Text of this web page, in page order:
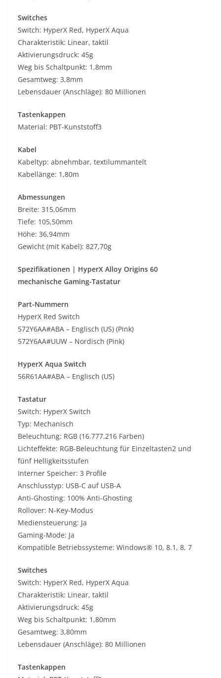
Switches
Switch: HyperX Red, HyperX Aqua
Charakteristik: Linear, taktil
Aktivierungsdruck: 45g
Weg bis Schaltpunkt: 1,8mm
Gesamtweg: 3,8mm
Lebensdauer (Anschläge): 80 Millionen
Tastenkappen
Material: PBT-Kunststoff3
Kabel
Kabeltyp: abnehmbar, textilummantelt
Kabellänge: 1,80m
Abmessungen
Breite: 315,06mm
Tiefe: 105,50mm
Höhe: 36,94mm
Gewicht (mit Kabel): 827,70g
Spezifikationen | HyperX Alloy Origins 60
mechanische Gaming-Tastatur
Part-Nummern
HyperX Red Switch
572Y6AA#ABA – Englisch (US) (Pink)
572Y6AA#UUW – Nordisch (Pink)
HyperX Aqua Switch
56R61AA#ABA – Englisch (US)
Tastatur
Switch: HyperX Switch
Typ: Mechanisch
Beleuchtung: RGB (16.777.216 Farben)
Lichteffekte: RGB-Beleuchtung für Einzeltasten2 und
fünf Helligkeitsstufen
Interner Speicher: 3 Profile
Anschlusstyp: USB-C auf USB-A
Anti-Ghosting: 100% Anti-Ghosting
Rollover: N-Key-Modus
Mediensteuerung: Ja
Gaming-Mode: Ja
Kompatible Betriebssysteme: Windows® 10, 8.1, 8, 7
Switches
Switch: HyperX Red, HyperX Aqua
Charakteristik: Linear, taktil
Aktivierungsdruck: 45g
Weg bis Schaltpunkt: 1,80mm
Gesamtweg: 3,80mm
Lebensdauer (Anschläge): 80 Millionen
Tastenkappen